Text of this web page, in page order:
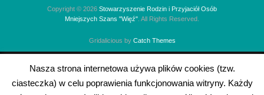
Copyright © 2026 Stowarzyszenie Rodzin i Przyjaciół Osób
Mniejszych Szans "Więź" . All Rights Reserved.
Gridalicious by Catch Themes
Nasza strona internetowa używa plików cookies (tzw.
ciasteczka) w celu poprawienia funkcjonowania witryny. Każdy
amso.pl elcartel.pl academyofbusiness.pl